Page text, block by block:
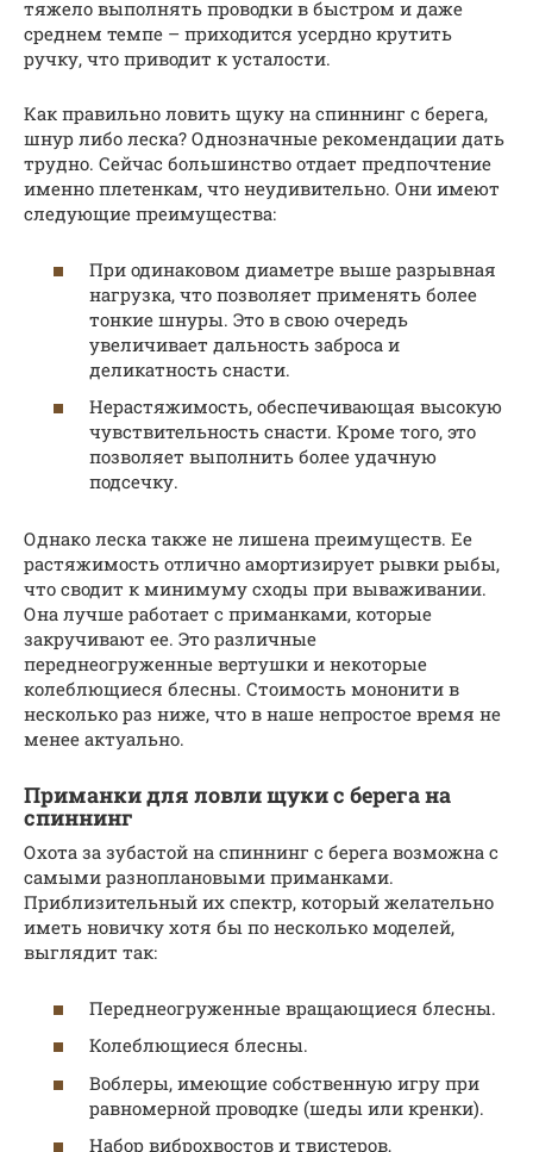
тяжело выполнять проводки в быстром и даже
среднем темпе – приходится усердно крутить
ручку, что приводит к усталости.
Как правильно ловить щуку на спиннинг с берега,
шнур либо леска? Однозначные рекомендации дать
трудно. Сейчас большинство отдает предпочтение
именно плетенкам, что неудивительно. Они имеют
следующие преимущества:
При одинаковом диаметре выше разрывная
нагрузка, что позволяет применять более
тонкие шнуры. Это в свою очередь
увеличивает дальность заброса и
деликатность снасти.
Нерастяжимость, обеспечивающая высокую
чувствительность снасти. Кроме того, это
позволяет выполнить более удачную
подсечку.
Однако леска также не лишена преимуществ. Ее
растяжимость отлично амортизирует рывки рыбы,
что сводит к минимуму сходы при вываживании.
Она лучше работает с приманками, которые
закручивают ее. Это различные
переднеогруженные вертушки и некоторые
колеблющиеся блесны. Стоимость мононити в
несколько раз ниже, что в наше непростое время не
менее актуально.
Приманки для ловли щуки с берега на
спиннинг
Охота за зубастой на спиннинг с берега возможна с
самыми разноплановыми приманками.
Приблизительный их спектр, который желательно
иметь новичку хотя бы по несколько моделей,
выглядит так:
Переднеогруженные вращающиеся блесны.
Колеблющиеся блесны.
Воблеры, имеющие собственную игру при
равномерной проводке (шеды или кренки).
Набор виброхвостов и твистеров,